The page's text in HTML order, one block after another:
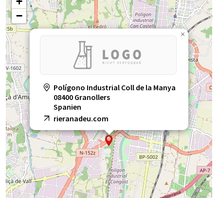
Polígono Industrial Coll de la Manya
08400 Granollers
Spanien
rieranadeu.com
×
−